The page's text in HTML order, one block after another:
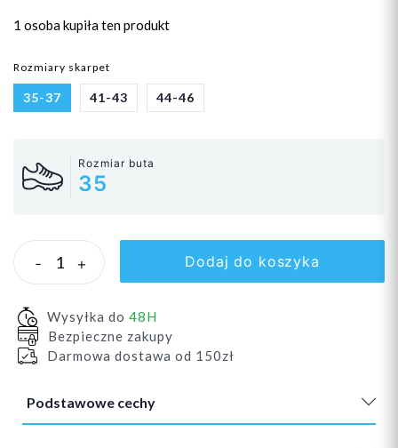
1 osobakupiła ten produkt
Rozmiary skarpet
35-37 41-43 44-46
Rozmiar buta
35
- + Dodaj do koszyka
Wysyłka do 48H
Bezpieczne zakupy
Darmowa dostawa od 150zł
Podstawowe cechy